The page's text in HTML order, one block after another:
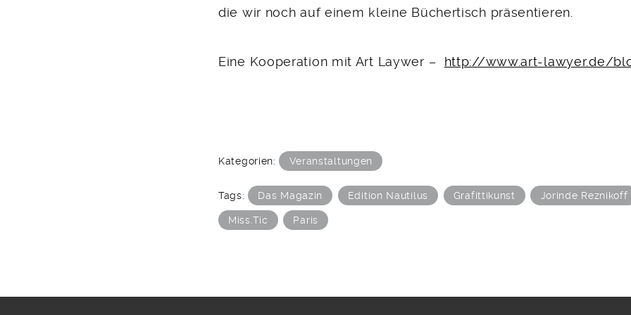
die wir noch auf einem kleine Büchertisch präsentieren.
Eine Kooperation mit Art Laywer – http://www.art-lawyer.de/
Kategorien: Veranstaltungen
Tags: Das Magazin Edition Nautilus Grafittikunst Jorinde Reznikoff
Miss.Tic Paris